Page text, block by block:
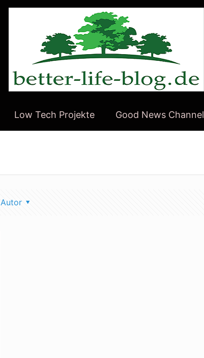
Low Tech Projekte Good News Channel
Autor